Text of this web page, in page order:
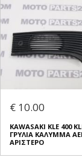
€ 10.00
KAWASAKI KLE 400
ΓΡΥΛΙΑ ΚΑΛΥΜΜΑ
ΑΡΙΣΤΕΡΟ